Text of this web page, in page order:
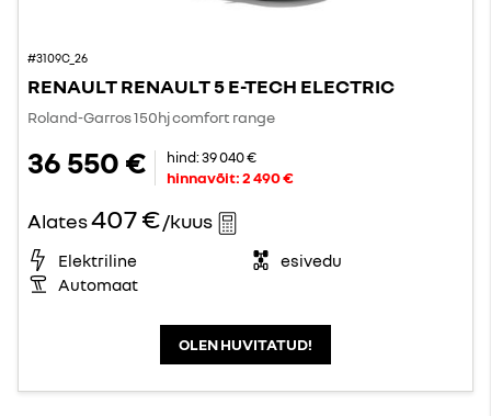
#3109C_26
RENAULT RENAULT 5 E-TECH ELECTRIC
Roland-Garros 150hj comfort range
36 550 € hind:39 040 €
hinnavõit:2 490 €
Alates407 €/kuus
Elektriline
esivedu
Automaat
OLEN HUVITATUD!